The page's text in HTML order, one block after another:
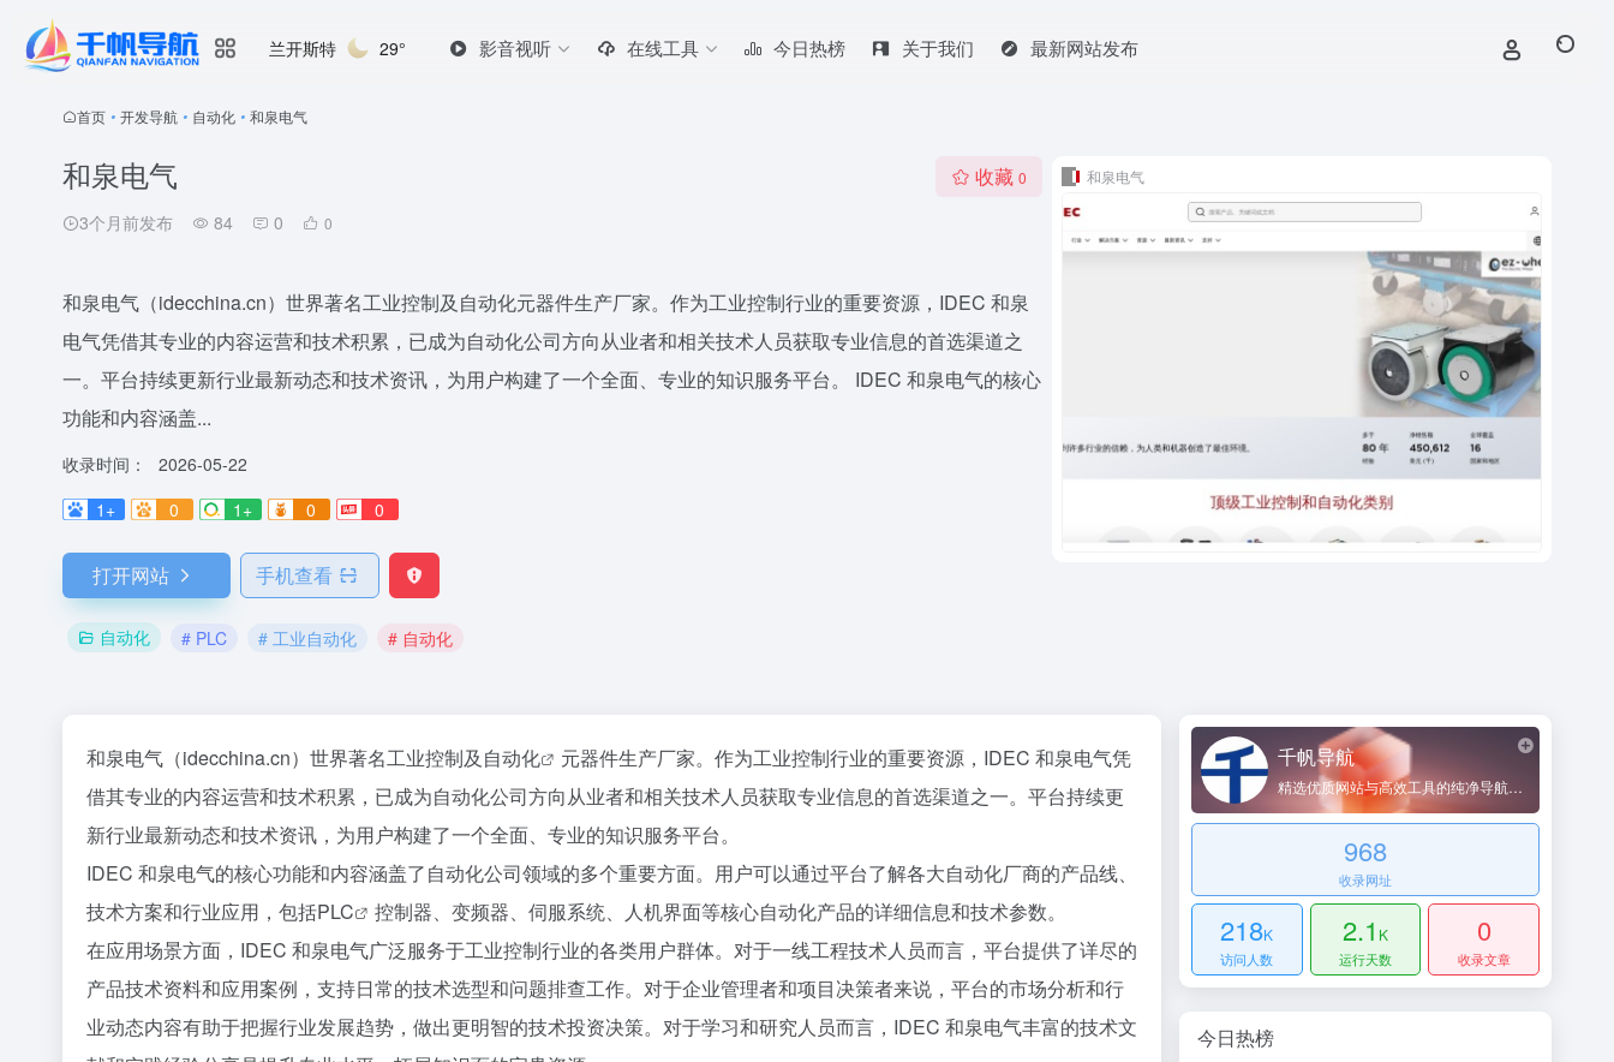
兰开斯特 29° 影音视听 在线工具 今日热榜 关于我们 最新网站发布
首页 • 开发导航 • 自动化 • 和泉电气
和泉电气
3个月前发布 84 0 0
收藏 0
和泉电气（idecchina.cn）世界著名工业控制及自动化元器件生产厂家。作为工业控制行业的重要资源，IDEC 和泉
电气凭借其专业的内容运营和技术积累，已成为自动化公司方向从业者和相关技术人员获取专业信息的首选渠道之
一。平台持续更新行业最新动态和技术资讯，为用户构建了一个全面、专业的知识服务平台。 IDEC 和泉电气的核心
功能和内容涵盖...
收录时间：
2026-05-22
1+
0 1+ 0 0
打开网站 手机查看
自动化 # PLC # 工业自动化 # 自动化
和泉电气
和泉电气（idecchina.cn）世界著名工业控制及 自动化
元器件生产厂家。作为工业控制行业的重要资源，IDEC 和泉电气凭
借其专业的内容运营和技术积累，已成为自动化公司方向从业者和相关技术人员获取专业信息的首选渠道之一。平台持续更
新行业最新动态和技术资讯，为用户构建了一个全面、专业的知识服务平台。
IDEC 和泉电气的核心功能和内容涵盖了自动化公司领域的多个重要方面。用户可以通过平台了解各大自动化厂商的产品线、
技术方案和行业应用，包括PLC
控制器、变频器、伺服系统、人机界面等核心自动化产品的详细信息和技术参数。
在应用场景方面，IDEC 和泉电气广泛服务于工业控制行业的各类用户群体。对于一线工程技术人员而言，平台提供了详尽的
产品技术资料和应用案例，支持日常的技术选型和问题排查工作。对于企业管理者和项目决策者来说，平台的市场分析和行
业动态内容有助于把握行业发展趋势，做出更明智的技术投资决策。对于学习和研究人员而言，IDEC 和泉电气丰富的技术文
千帆导航
精选优质网站与高效工具的纯净导航平台
968
收录网址
218K
访问人数
2.1 K
运行天数
0
收录文章
今日热榜